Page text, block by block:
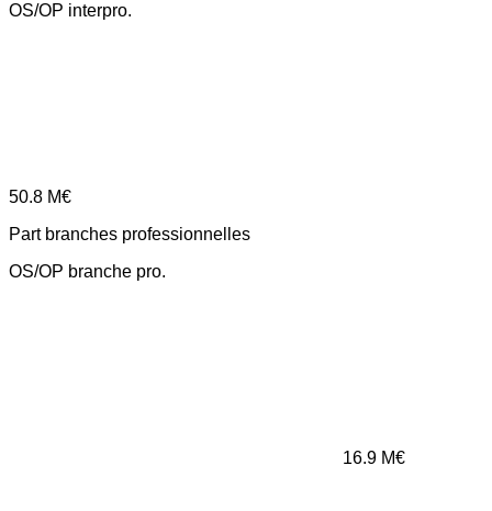
OS/OP interpro.
50.8 M€
Part branches professionnelles
OS/OP branche pro.
16.9 M€